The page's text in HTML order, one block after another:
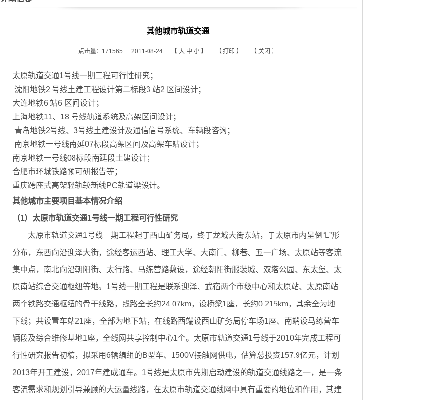
其他城市轨道交通
点击量：171565 2011-08-24 【 大 中 小 】 【 打印 】 【 关闭 】
太原轨道交通1号线一期工程可行性研究；
沈阳地铁2 号线土建工程设计第二标段3 站2 区间设计；
大连地铁6 站6 区间设计；
上海地铁11、18 号线轨道系统及高架区间设计；
青岛地铁2号线、3号线土建设计及通信信号系统、车辆段咨询；
南京地铁一号线南延07标段高架区间及高架车站设计；
南京地铁一号线08标段南延段土建设计；
合肥市环城铁路预可研报告等；
重庆跨座式高架轻轨较新线PC轨道梁设计。
其他城市主要项目基本情况介绍
（1）太原市轨道交通1号线一期工程可行性研究
太原市轨道交通1号线一期工程起于西山矿务局，终于龙城大街东站，于太原市内呈倒“L”形
分布，东西向沿迎泽大街，途经客运西站、理工大学、大南门、柳巷、五一广场、太原站等客流
集中点，南北向沿朝阳街、太行路、马练营路敷设，途经朝阳街服装城、双塔公园、东太堡、太
原南站综合交通枢纽等地。1号线一期工程是联系迎泽、武宿两个市级中心和太原站、太原南站
两个铁路交通枢纽的骨干线路，线路全长约24.07km，设桥梁1座，长约0.215km，其余全为地
下线；共设置车站21座，全部为地下站，在线路西端设西山矿务局停车场1座、南端设马练营车
辆段及综合维修基地1座，全线网共享控制中心1个。太原市轨道交通1号线于2010年完成工程可
行性研究报告初稿，拟采用6辆编组的B型车、1500V接触网供电，估算总投资157.9亿元，计划
2013年开工建设，2017年建成通车。1号线是太原市先期启动建设的轨道交通线路之一，是一条
客流需求和规划引导兼顾的大运量线路，在太原市轨道交通线网中具有重要的地位和作用，其建